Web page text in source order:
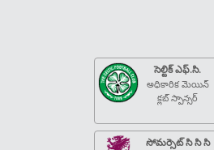
సెల్టిక్ ఎఫ్.సి.
అధికారిక మెయిన్
క్లబ్ స్పాన్సర్
సోమర్సెట్ సి సి సి